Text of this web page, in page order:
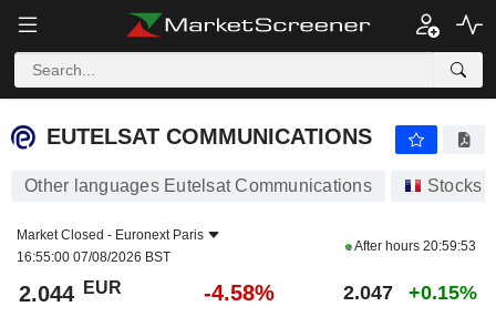
EUTELSAT COMMUNICATIONS
EUTELSAT COMMUNICATIONS
Other languages Eutelsat Communications Stocks
Market Closed - Euronext Paris
16:55:00 07/08/2026 BST
After hours 20:59:53
2.044 EUR -4.58% 2.047 +0.15%